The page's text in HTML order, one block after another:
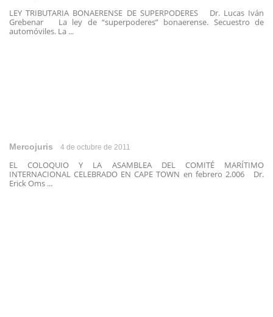
LEY TRIBUTARIA BONAERENSE DE SUPERPODERES Dr. Lucas Iván
Grebenar La ley de “superpoderes” bonaerense. Secuestro de
automóviles. La ...
Mercojuris 4 de octubre de 2011
EL COLOQUIO Y LA ASAMBLEA DEL COMITÉ MARÍTIMO
INTERNACIONAL CELEBRADO EN CAPE TOWN en febrero 2.006 Dr.
Erick Oms ...